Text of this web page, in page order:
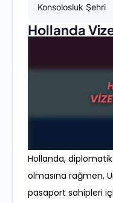
Konsolosluk Şehri
Hollanda
Hollanda,
olmasına rağmen,
pasaport sahipleri